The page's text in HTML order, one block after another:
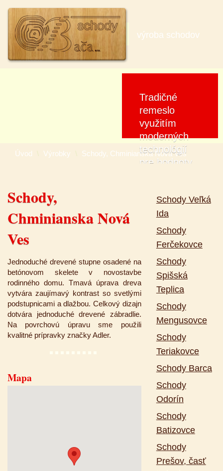
úvod o firme výrobky výroba schodov
kontakt
Tradičné
remeslo
využitím
moderných
technológií
pre hodnoty
Úvod \ Výrobky \ Schody, Chminianska Nová Ves
Schody,
Chminianska Nová
Ves
Jednoduché drevené stupne osadené na
betónovom skelete v novostavbe
rodinného domu. Tmavá úprava dreva
vytvára zaujímavý kontrast so svetlými
podstupnicami a dlažbou. Celkový dizajn
dotvára jednoduché drevené zábradlie.
Na povrchovú úpravu sme použili
kvalitné prípravky značky Adler.
Mapa
Schody Veľká
Ida
Schody
Ferčekovce
Schody
Spišská
Teplica
Schody
Mengusovce
Schody
Teriakovce
Schody Barca
Schody
Odorín
Schody
Batizovce
Schody
Prešov, časť